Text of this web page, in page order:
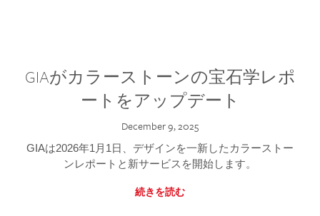
GIAがカラーストーンの宝石学レポ
ートをアップデート
December 9, 2025
GIAは2026年1月1日、デザインを一新したカラーストー
ンレポートと新サービスを開始します。
続きを読む